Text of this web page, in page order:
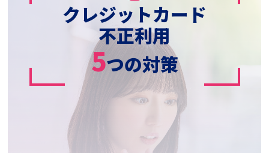
クレジットカード
不正利用
5つの対策